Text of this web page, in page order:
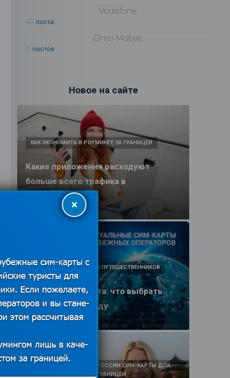
Vodafone
43 поста
Ortel Mobile
11 постов
Новое на сайте
Какие приложения расходуют
больше всего трафика в
путешествии
КАК ЭКОНОМИТЬ В РОУМИНГЕ ЗА ГРАНИЦЕЙ
25.06.2026
eSIM или SIM-карта: что выбрать
туристу в 2026 году
ПОЛЕЗНЫЕ ОБЗОРЫ ДЛЯ ПУТЕШЕСТВЕННИКОВ
25.06.2026
КАК И У КОГО КУПИТЬ В РОССИИ СИМ-КАРТЫ ДЛЯ
ИНТЕРНЕТА И СВЯЗИ ЗА ГРАНИЦЕЙ
×